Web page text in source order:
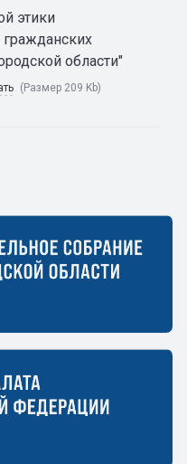
этики
гражданских
области"
(Размер 209 Kb)